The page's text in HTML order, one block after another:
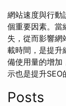
網站速度與行動
個重要因素。當
失，從而影響網
載時間，是提升
備使用量的增加
示也是提升SEO
Posts